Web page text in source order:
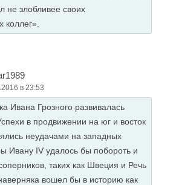
не злобливее своих
коллег».
в 23:53
Ивана Грозного развивалась
в продвижении на юг и восток
неудачами на западных
Ивану IV удалось бы побороть и
таких как Швеция и Речь
вошел бы в историю как